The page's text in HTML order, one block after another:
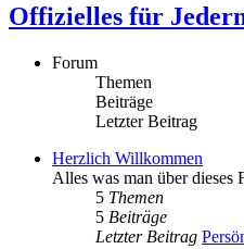
Offizielles für
Forum
Themen
Beiträge
Letzter Beitrag
Herzlich Willkommen
Alles was man über dieses
5 Themen
5 Beiträge
Letzter Beitrag